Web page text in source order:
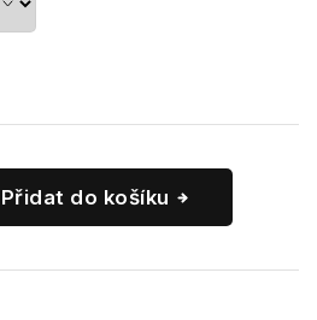
Přidat do košíku